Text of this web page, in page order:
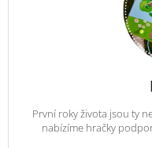
První roky života jsou ty
nabízíme hračky